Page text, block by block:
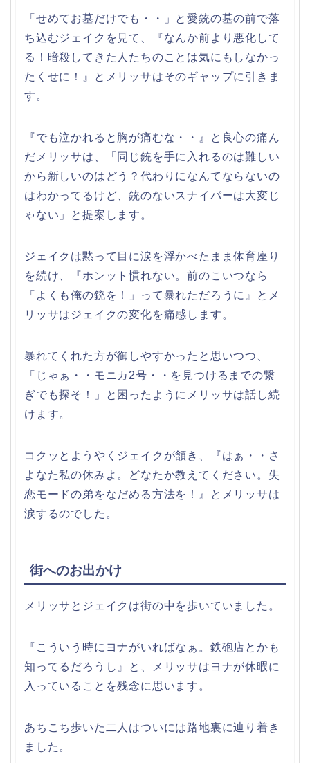
「せめてお墓だけでも・・」と愛銃の墓の前で落
ち込むジェイクを見て、『なんか前より悪化して
る！暗殺してきた人たちのことは気にもしなかっ
たくせに！』とメリッサはそのギャップに引きま
す。
『でも泣かれると胸が痛むな・・』と良心の痛ん
だメリッサは、「同じ銃を手に入れるのは難しい
から新しいのはどう？代わりになんてならないの
はわかってるけど、銃のないスナイパーは大変じ
ゃない」と提案します。
ジェイクは黙って目に涙を浮かべたまま体育座り
を続け、『ホンット慣れない。前のこいつなら
「よくも俺の銃を！」って暴れただろうに』とメ
リッサはジェイクの変化を痛感します。
暴れてくれた方が御しやすかったと思いつつ、
「じゃぁ・・モニカ2号・・を見つけるまでの繋
ぎでも探そ！」と困ったようにメリッサは話し続
けます。
コクッとようやくジェイクが頷き、『はぁ・・さ
よなた私の休みよ。どなたか教えてください。失
恋モードの弟をなだめる方法を！』とメリッサは
涙するのでした。
街へのお出かけ
メリッサとジェイクは街の中を歩いていました。
『こういう時にヨナがいればなぁ。鉄砲店とかも
知ってるだろうし』と、メリッサはヨナが休暇に
入っていることを残念に思います。
あちこち歩いた二人はついには路地裏に辿り着き
ました。